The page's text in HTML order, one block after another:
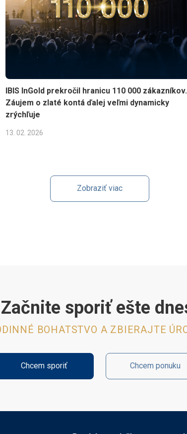
IBIS InGold prekročil hranicu 110 000 zákazníkov.
Záujem o zlaté kontá ďalej veľmi dynamicky
zrýchľuje
13. 02. 2026
Zobraziť viac
Začnite sporiť ešte
BOHATSTVO A ZBIERAJTE
Chcem sporiť Chcem ponuku